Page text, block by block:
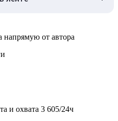
напрямую от автора
и охвата 3 605/24ч